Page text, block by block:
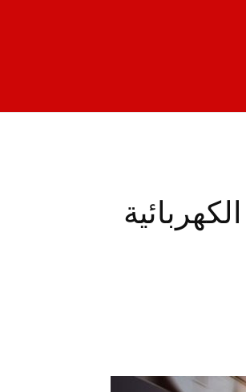
تعرف على فورد F150 لايتنج 2022 الكهربائية